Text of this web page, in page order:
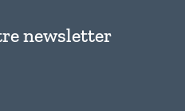
newsletter